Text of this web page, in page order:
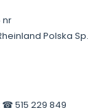
nr
Polska Sp.
515 229 849